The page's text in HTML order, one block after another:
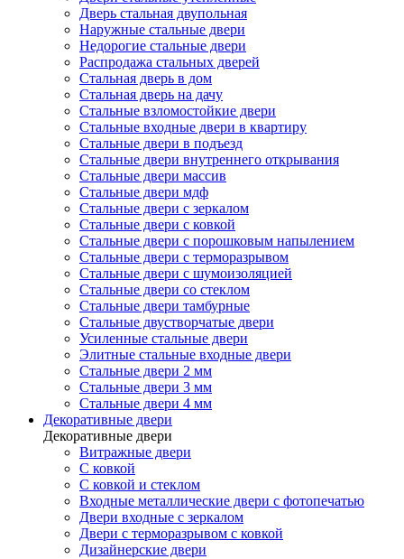
Дверь стальная двупольная
Наружные стальные двери
Недорогие стальные двери
Распродажа стальных дверей
Стальная дверь в дом
Стальная дверь на дачу
Стальные взломостойкие двери
Стальные входные двери в квартиру
Стальные двери в подъезд
Стальные двери внутреннего открывания
Стальные двери массив
Стальные двери мдф
Стальные двери с зеркалом
Стальные двери с ковкой
Стальные двери с порошковым напылением
Стальные двери с терморазрывом
Стальные двери с шумоизоляцией
Стальные двери со стеклом
Стальные двери тамбурные
Стальные двустворчатые двери
Усиленные стальные двери
Элитные стальные входные двери
Стальные двери 2 мм
Стальные двери 3 мм
Стальные двери 4 мм
Декоративные двери
Декоративные двери
Витражные двери
С ковкой
С ковкой и стеклом
Входные металлические двери с фотопечатью
Двери входные с зеркалом
Двери с терморазрывом с ковкой
Дизайнерские двери